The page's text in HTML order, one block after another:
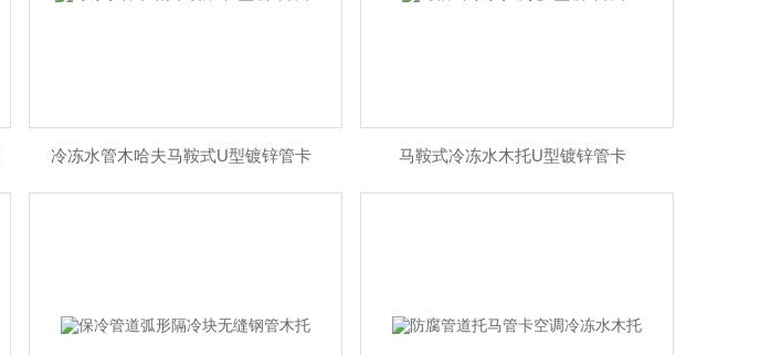
冷冻水管木哈夫马鞍式U型镀锌管卡 马鞍式冷冻水木托U型镀锌管卡